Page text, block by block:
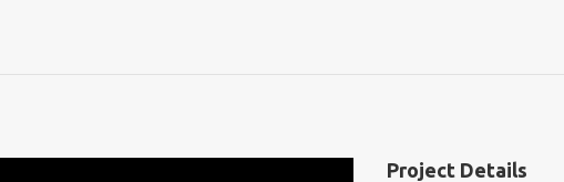
Project Details